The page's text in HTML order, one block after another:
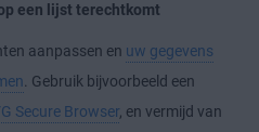
een lijst terechtkomt
aanpassen en uw gegevens
. Gebruik bijvoorbeeld een
Secure Browser, en vermijd van